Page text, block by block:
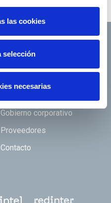
las cookies
selección
necesarias
Gobierno corporativo
Proveedores
Contacto